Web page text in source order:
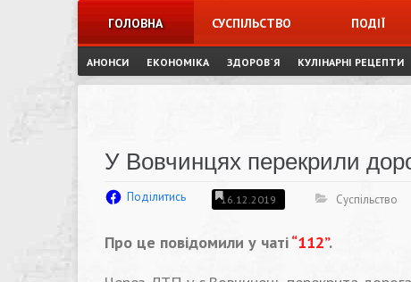
ГОЛОВНА СУСПІЛЬСТВО ПОДІЇ
АНОНСИ ЕКОНОМІКА ЗДОРОВ`Я КУЛІНАРНІ РЕЦЕПТИ
У Вовчинцях перекрили
Поділитись 16.12.2019 Суспільство
Про це повідомили у чаті“112”.